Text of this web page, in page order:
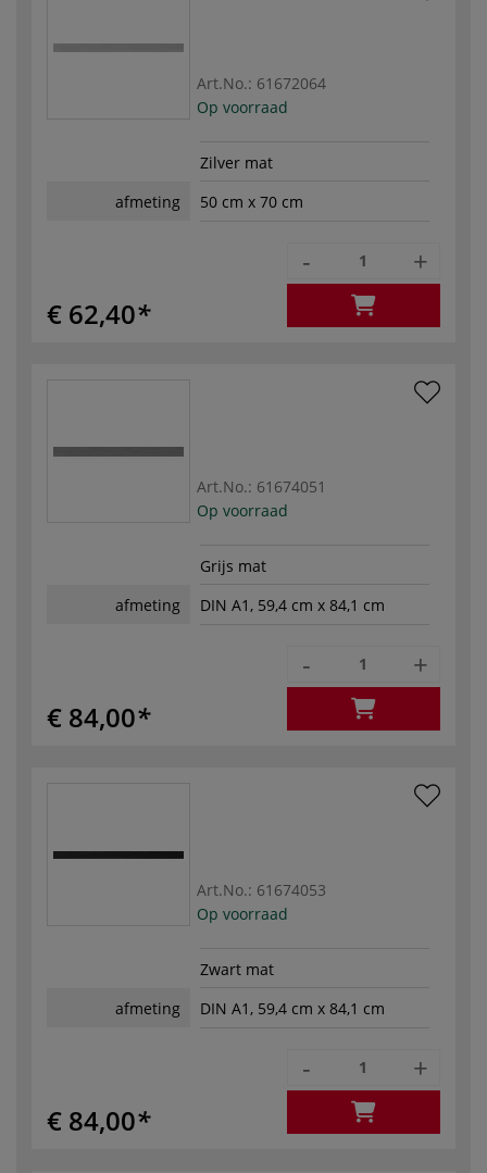
Art.No.: 61672064
Op voorraad
Zilver mat
afmeting
50 cm x 70 cm
€ 62,40
- +
Art.No.: 61674051
Op voorraad
Grijs mat
afmeting
DIN A1, 59,4 cm x 84,1 cm
€ 84,00
- +
Art.No.: 61674053
Op voorraad
Zwart mat
afmeting
DIN A1, 59,4 cm x 84,1 cm
€ 84,00
- +